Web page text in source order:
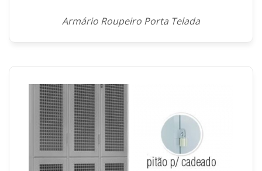
Armário Roupeiro Porta Telada